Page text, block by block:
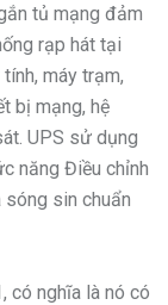
tủ mạng đảm
rạp hát tại
máy trạm,
bị mạng, hệ
UPS sử dụng
năng Điều chỉnh
sin chuẩn
có nghĩa là nó có